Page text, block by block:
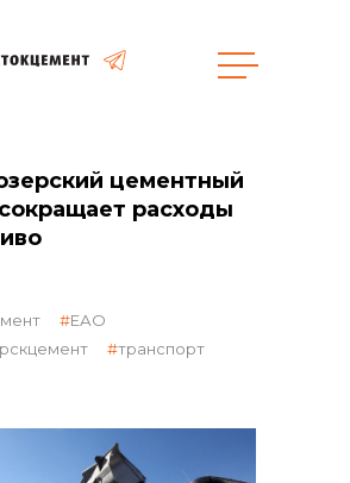
закупки
неликвидов
цементный
расходы
ЕАО
транспорт